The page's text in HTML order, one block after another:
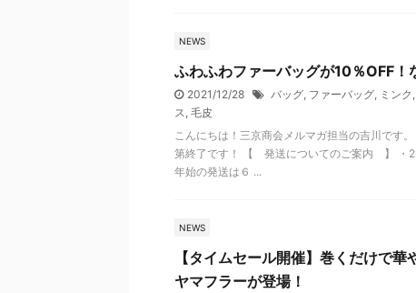
NEWS
ふわふわファーバッグが10％OFF！
2021/12/28 バッグ, ファーバッグ, ミンク ,
ス, 毛皮
こんにちは！三京商会メルマガ担当の吉川です
第終了です！ 【 発送についてのご案内 】 ・
年始の発送は６ ...
NEWS
【タイムセール開催】巻くだけで
ヤマフラーが登場！